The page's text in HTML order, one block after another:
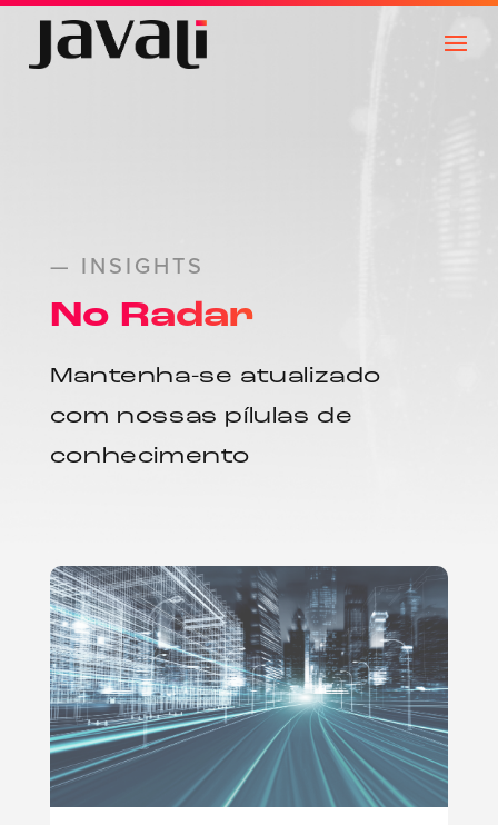
— INSIGHTS
No Radar
Mantenha-se atualizado
com nossas pílulas de
conhecimento